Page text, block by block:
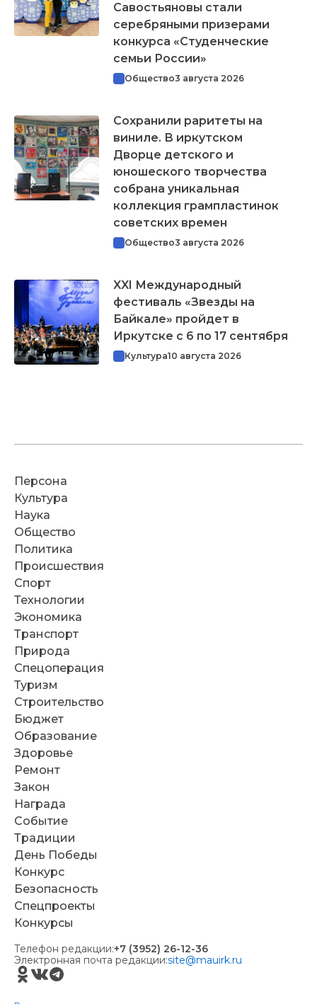
Савостьяновы стали
серебряными призерами
конкурса «Студенческие
семьи России»
Общество3 августа 2026
Сохранили раритеты на
виниле. В иркутском
Дворце детского и
юношеского творчества
собрана уникальная
коллекция грампластинок
советских времен
Общество3 августа 2026
XXI Международный
фестиваль «Звезды на
Байкале» пройдет в
Иркутске с 6 по 17 сентября
Культура10 августа 2026
Персона
Культура
Наука
Общество
Политика
Происшествия
Спорт
Технологии
Экономика
Транспорт
Природа
Спецоперация
Туризм
Строительство
Бюджет
Образование
Здоровье
Ремонт
Закон
Награда
Событие
Традиции
День Победы
Конкурс
Безопасность
Спецпроекты
Конкурсы
Телефон редакции:+7 (3952) 26-12-36
Электронная почта редакции:site@mauirk.ru